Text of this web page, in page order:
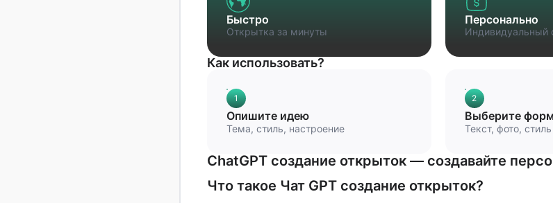
Быстро
Открытка за минуты
Персонально
Индивидуальный
Как использовать?
1
Опишите идею
Тема, стиль, настроение
2
Выберите
Текст, фото, стиль
ChatGPT создание открыток — создавайте
Что такое Чат GPT создание открыток?